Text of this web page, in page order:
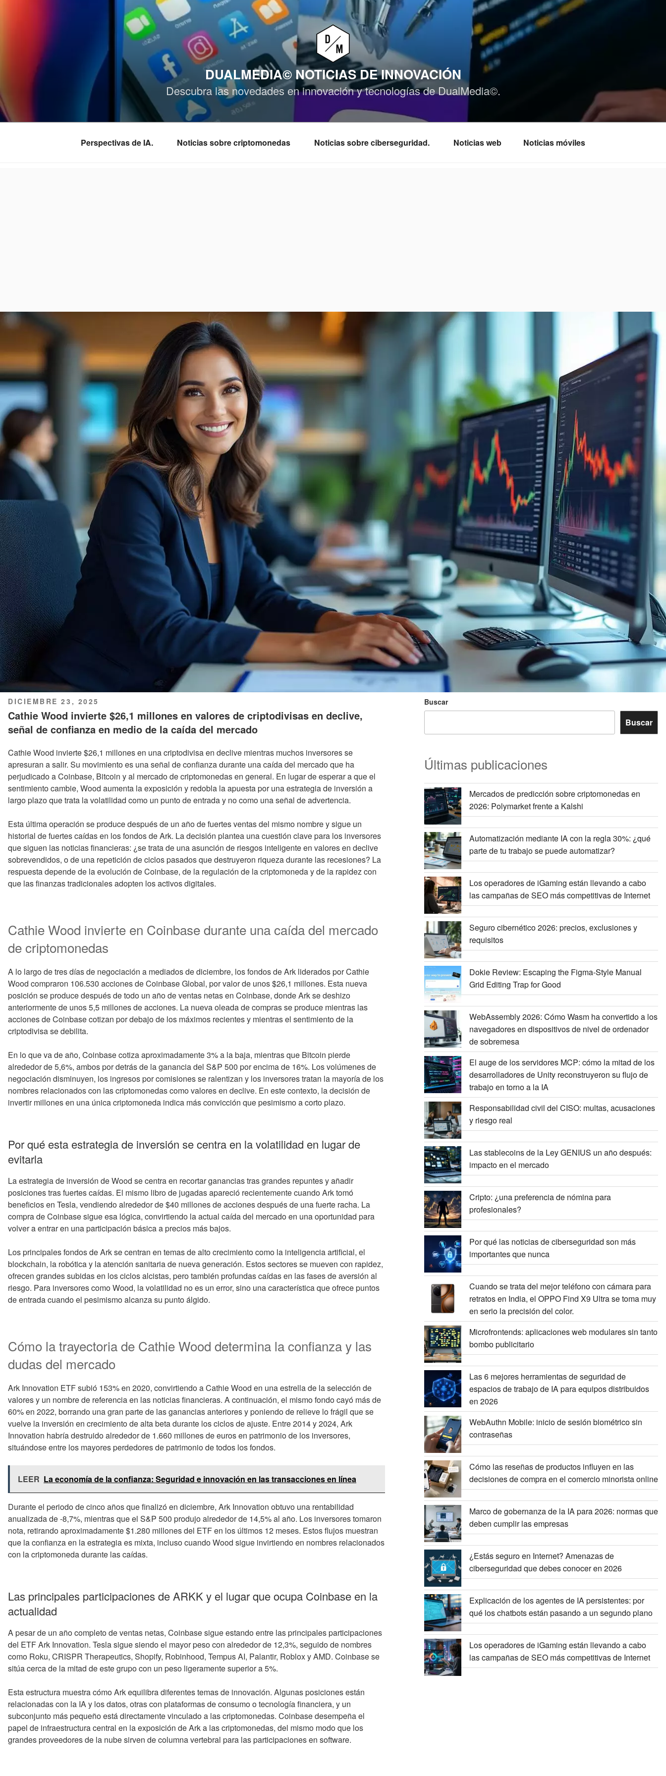
DUALMEDIA© NOTICIAS DE INNOVACIÓN
Descubra las novedades en innovación y tecnologías de DualMedia©.
Perspectivas de IA. Noticias sobre criptomonedas Noticias sobre ciberseguridad. Noticias web Noticias móviles
PUBLICADO
EL
DICIEMBRE 23, 2025
Cathie Wood invierte $26,1 millones en valores de criptodivisas en declive,
señal de confianza en medio de la caída del mercado
Cathie Wood invierte $26,1 millones en una criptodivisa en declive mientras muchos inversores se
apresuran a salir. Su movimiento es una señal de confianza durante una caída del mercado que ha
perjudicado a Coinbase, Bitcoin y al mercado de criptomonedas en general. En lugar de esperar a que el
sentimiento cambie, Wood aumenta la exposición y redobla la apuesta por una estrategia de inversión a
largo plazo que trata la volatilidad como un punto de entrada y no como una señal de advertencia.
Esta última operación se produce después de un año de fuertes ventas del mismo nombre y sigue un
historial de fuertes caídas en los fondos de Ark. La decisión plantea una cuestión clave para los inversores
que siguen las noticias financieras: ¿se trata de una asunción de riesgos inteligente en valores en declive
sobrevendidos, o de una repetición de ciclos pasados que destruyeron riqueza durante las recesiones? La
respuesta depende de la evolución de Coinbase, de la regulación de la criptomoneda y de la rapidez con
que las finanzas tradicionales adopten los activos digitales.
Cathie Wood invierte en Coinbase durante una caída del mercado
de criptomonedas
A lo largo de tres días de negociación a mediados de diciembre, los fondos de Ark liderados por Cathie
Wood compraron 106.530 acciones de Coinbase Global, por valor de unos $26,1 millones. Esta nueva
posición se produce después de todo un año de ventas netas en Coinbase, donde Ark se deshizo
anteriormente de unos 5,5 millones de acciones. La nueva oleada de compras se produce mientras las
acciones de Coinbase cotizan por debajo de los máximos recientes y mientras el sentimiento de la
criptodivisa se debilita.
En lo que va de año, Coinbase cotiza aproximadamente 3% a la baja, mientras que Bitcoin pierde
alrededor de 5,6%, ambos por detrás de la ganancia del S&P 500 por encima de 16%. Los volúmenes de
negociación disminuyen, los ingresos por comisiones se ralentizan y los inversores tratan la mayoría de los
nombres relacionados con las criptomonedas como valores en declive. En este contexto, la decisión de
invertir millones en una única criptomoneda indica más convicción que pesimismo a corto plazo.
Por qué esta estrategia de inversión se centra en la volatilidad en lugar de
evitarla
La estrategia de inversión de Wood se centra en recortar ganancias tras grandes repuntes y añadir
posiciones tras fuertes caídas. El mismo libro de jugadas apareció recientemente cuando Ark tomó
beneficios en Tesla, vendiendo alrededor de $40 millones de acciones después de una fuerte racha. La
compra de Coinbase sigue esa lógica, convirtiendo la actual caída del mercado en una oportunidad para
volver a entrar en una participación básica a precios más bajos.
Los principales fondos de Ark se centran en temas de alto crecimiento como la inteligencia artificial, el
blockchain, la robótica y la atención sanitaria de nueva generación. Estos sectores se mueven con rapidez,
ofrecen grandes subidas en los ciclos alcistas, pero también profundas caídas en las fases de aversión al
riesgo. Para inversores como Wood, la volatilidad no es un error, sino una característica que ofrece puntos
de entrada cuando el pesimismo alcanza su punto álgido.
Cómo la trayectoria de Cathie Wood determina la confianza y las
dudas del mercado
Ark Innovation ETF subió 153% en 2020, convirtiendo a Cathie Wood en una estrella de la selección de
valores y un nombre de referencia en las noticias financieras. A continuación, el mismo fondo cayó más de
60% en 2022, borrando una gran parte de las ganancias anteriores y poniendo de relieve lo frágil que se
vuelve la inversión en crecimiento de alta beta durante los ciclos de ajuste. Entre 2014 y 2024, Ark
Innovation habría destruido alrededor de 1.660 millones de euros en patrimonio de los inversores,
situándose entre los mayores perdedores de patrimonio de todos los fondos.
LEER La economía de la confianza: Seguridad e innovación en las transacciones en línea
Durante el periodo de cinco años que finalizó en diciembre, Ark Innovation obtuvo una rentabilidad
anualizada de -8,7%, mientras que el S&P 500 produjo alrededor de 14,5% al año. Los inversores tomaron
nota, retirando aproximadamente $1.280 millones del ETF en los últimos 12 meses. Estos flujos muestran
que la confianza en la estrategia es mixta, incluso cuando Wood sigue invirtiendo en nombres relacionados
con la criptomoneda durante las caídas.
Las principales participaciones de ARKK y el lugar que ocupa Coinbase en la
actualidad
A pesar de un año completo de ventas netas, Coinbase sigue estando entre las principales participaciones
del ETF Ark Innovation. Tesla sigue siendo el mayor peso con alrededor de 12,3%, seguido de nombres
como Roku, CRISPR Therapeutics, Shopify, Robinhood, Tempus AI, Palantir, Roblox y AMD. Coinbase se
sitúa cerca de la mitad de este grupo con un peso ligeramente superior a 5%.
Esta estructura muestra cómo Ark equilibra diferentes temas de innovación. Algunas posiciones están
relacionadas con la IA y los datos, otras con plataformas de consumo o tecnología financiera, y un
subconjunto más pequeño está directamente vinculado a las criptomonedas. Coinbase desempeña el
papel de infraestructura central en la exposición de Ark a las criptomonedas, del mismo modo que los
grandes proveedores de la nube sirven de columna vertebral para las participaciones en software.
Buscar
Buscar
Últimas publicaciones
Mercados de predicción sobre criptomonedas en
2026: Polymarket frente a Kalshi
Automatización mediante IA con la regla 30%: ¿qué
parte de tu trabajo se puede automatizar?
Los operadores de iGaming están llevando a cabo
las campañas de SEO más competitivas de Internet
Seguro cibernético 2026: precios, exclusiones y
requisitos
Dokie Review: Escaping the Figma-Style Manual
Grid Editing Trap for Good
WebAssembly 2026: Cómo Wasm ha convertido a los
navegadores en dispositivos de nivel de ordenador
de sobremesa
El auge de los servidores MCP: cómo la mitad de los
desarrolladores de Unity reconstruyeron su flujo de
trabajo en torno a la IA
Responsabilidad civil del CISO: multas, acusaciones
y riesgo real
Las stablecoins de la Ley GENIUS un año después:
impacto en el mercado
Cripto: ¿una preferencia de nómina para
profesionales?
Por qué las noticias de ciberseguridad son más
importantes que nunca
Cuando se trata del mejor teléfono con cámara para
retratos en India, el OPPO Find X9 Ultra se toma muy
en serio la precisión del color.
Microfrontends: aplicaciones web modulares sin tanto
bombo publicitario
Las 6 mejores herramientas de seguridad de
espacios de trabajo de IA para equipos distribuidos
en 2026
WebAuthn Mobile: inicio de sesión biométrico sin
contraseñas
Cómo las reseñas de productos influyen en las
decisiones de compra en el comercio minorista online
Marco de gobernanza de la IA para 2026: normas que
deben cumplir las empresas
¿Estás seguro en Internet? Amenazas de
ciberseguridad que debes conocer en 2026
Explicación de los agentes de IA persistentes: por
qué los chatbots están pasando a un segundo plano
Los operadores de iGaming están llevando a cabo
las campañas de SEO más competitivas de Internet